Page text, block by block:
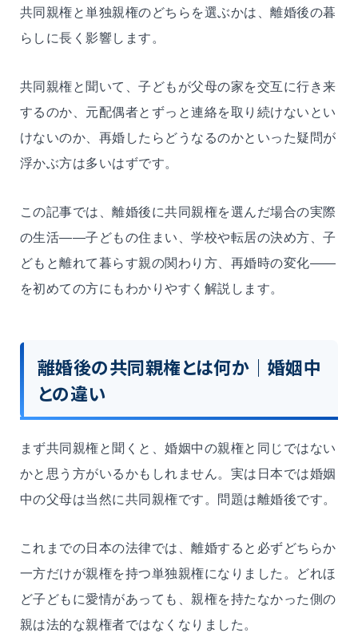
共同親権と単独親権のどちらを選ぶかは、離婚後の暮
らしに長く影響します。
共同親権と聞いて、子どもが父母の家を交互に行き来
するのか、元配偶者とずっと連絡を取り続けないとい
けないのか、再婚したらどうなるのかといった疑問が
浮かぶ方は多いはずです。
この記事では、離婚後に共同親権を選んだ場合の実際
の生活——子どもの住まい、学校や転居の決め方、子
どもと離れて暮らす親の関わり方、再婚時の変化——
を初めての方にもわかりやすく解説します。
離婚後の共同親権とは何か｜婚姻中
との違い
まず共同親権と聞くと、婚姻中の親権と同じではない
かと思う方がいるかもしれません。実は日本では婚姻
中の父母は当然に共同親権です。問題は離婚後です。
これまでの日本の法律では、離婚すると必ずどちらか
一方だけが親権を持つ単独親権になりました。どれほ
ど子どもに愛情があっても、親権を持たなかった側の
親は法的な親権者ではなくなりました。